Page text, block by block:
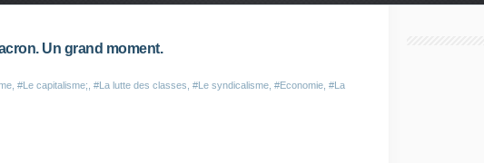
Un grand moment.
#Le capitalisme; #La lutte des classes #Le syndicalisme #Economie #La